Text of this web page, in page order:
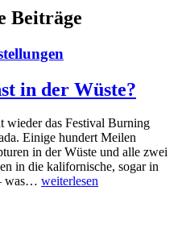
Beiträge
in der Wüste?
wieder das Festival Burning
Einige hundert Meilen
in der Wüste und alle zwei
in die kalifornische, sogar in
was… weiterlesen